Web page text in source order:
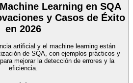
Learning en SQA
y Casos de Éxito
en 2026
artificial y el machine learning están
de SQA, con ejemplos prácticos y
mejorar la detección de errores y la
eficiencia.